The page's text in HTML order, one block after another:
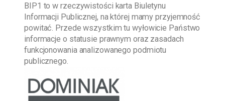
BIP1 to w rzeczywistości karta Biuletynu
Informacji Publicznej, na której mamy przyjemność
powitać. Przede wszystkim tu wyłowicie Państwo
informacje o statusie prawnym oraz zasadach
funkcjonowania analizowanego podmiotu
publicznego.